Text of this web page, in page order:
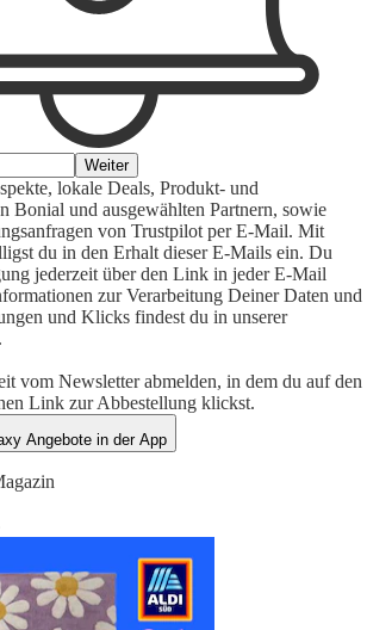
Weiter
lokale Deals, Produkt- und
Bonial und ausgewählten Partnern, sowie
von Trustpilot per E-Mail. Mit
du in den Erhalt dieser E-Mails ein. Du
jederzeit über den Link in jeder E-Mail
zur Verarbeitung Deiner Daten und
und Klicks findest du in unserer
.
vom Newsletter abmelden, in dem du auf den
Link zur Abbestellung klickst.
Angebote in der App